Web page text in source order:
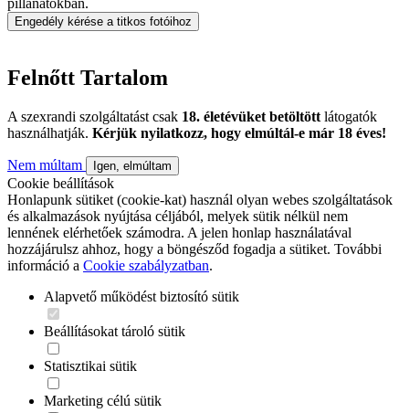
pillanatokban.
Engedély kérése a titkos fotóihoz
Felnőtt Tartalom
A szexrandi szolgáltatást csak 18. életévüket betöltött látogatók
használhatják. Kérjük nyilatkozz, hogy elmúltál-e már 18 éves!
Nem múltam Igen, elmúltam
Cookie beállítások
Honlapunk sütiket (cookie-kat) használ olyan webes szolgáltatások
és alkalmazások nyújtása céljából, melyek sütik nélkül nem
lennének elérhetőek számodra. A jelen honlap használatával
hozzájárulsz ahhoz, hogy a böngésződ fogadja a sütiket. További
információ a Cookie szabályzatban.
Alapvető működést biztosító sütik
Beállításokat tároló sütik
Statisztikai sütik
Marketing célú sütik